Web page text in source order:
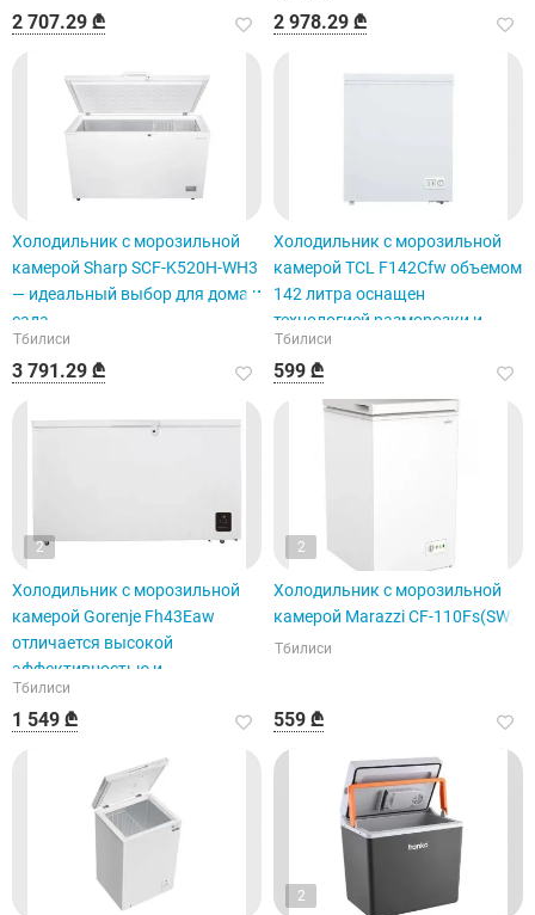
2 707.29 ₾ 2 978.29 ₾
Холодильник с морозильной
камерой Sharp SCF-K520H-WH3
— идеальный выбор для дома и
сада.
Тбилиси
3 791.29 ₾
Холодильник с морозильной
камерой TCL F142Cfw объемом
142 литра оснащен
технологией разморозки и
отличается элегантным
дизайном.
Тбилиси
599 ₾
2
Холодильник с морозильной
камерой Gorenje Fh43Eaw
отличается высокой
эффективностью и
ультрасовременным
дизайном.
Тбилиси
1 549 ₾
2
Холодильник с морозильной
камерой Marazzi CF-110Fs(SW)
Тбилиси
559 ₾
2